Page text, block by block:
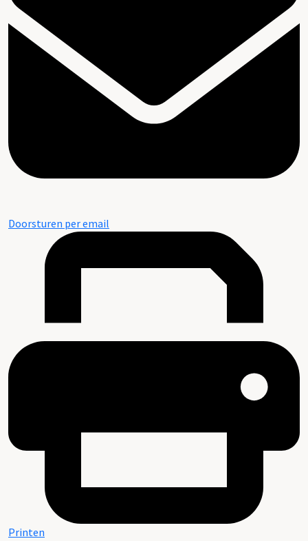
Doorsturen per email
Printen